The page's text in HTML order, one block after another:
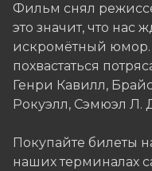
Фильм снял
это значит, что нас
искромётный юмор.
похвастаться
Генри Кавилл,
Рокуэлл, Сэмюэл Л.
Покупайте билеты
наших терминалах